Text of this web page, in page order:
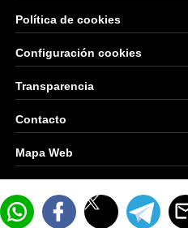
Política de cookies
Configuración cookies
Transparencia
Contacto
Mapa Web